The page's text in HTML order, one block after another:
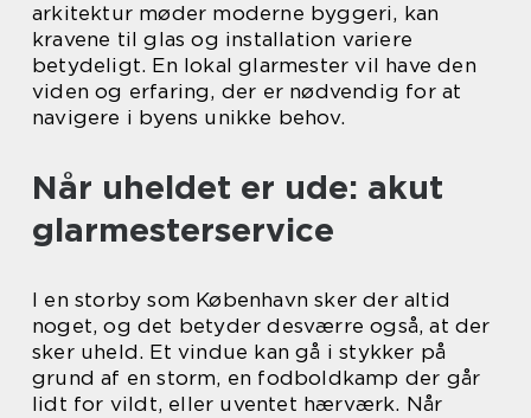
arkitektur møder moderne byggeri, kan
kravene til glas og installation variere
betydeligt. En lokal glarmester vil have den
viden og erfaring, der er nødvendig for at
navigere i byens unikke behov.
Når uheldet er ude: akut
glarmesterservice
I en storby som København sker der altid
noget, og det betyder desværre også, at der
sker uheld. Et vindue kan gå i stykker på
grund af en storm, en fodboldkamp der går
lidt for vildt, eller uventet hærværk. Når